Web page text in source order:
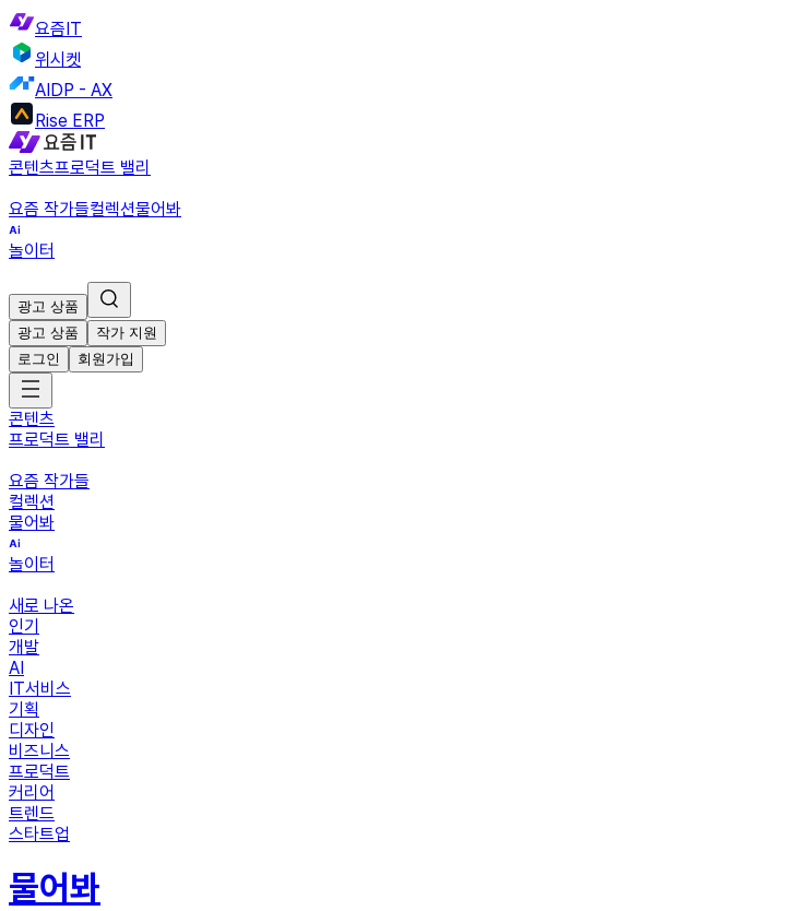
요즘IT
위시켓
AIDP - AX
Rise ERP
콘텐츠프로덕트 밸리
요즘 작가들컬렉션물어봐
놀이터
광고 상품
광고 상품
작가 지원
로그인
회원가입
콘텐츠
프로덕트 밸리
요즘 작가들
컬렉션
물어봐
놀이터
새로 나온
인기
개발
AI
IT서비스
기획
디자인
비즈니스
프로덕트
커리어
트렌드
스타트업
물어봐